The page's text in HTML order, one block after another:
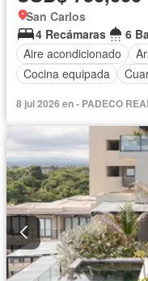
San Carlos
4 Recámaras
6
Aire acondicionado
Cocina equipada
8 jul 2026 en - PADECO